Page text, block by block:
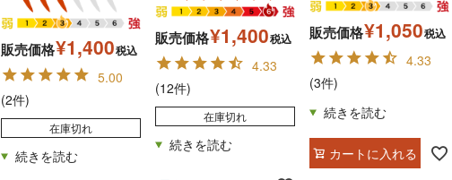
販売価格¥1,400税込
5.00
(2件)
在庫切れ
販売価格¥1,400税込
4.33
(12件)
在庫切れ
販売価格¥1,050税込
4.33
(3件)
カートに入れる